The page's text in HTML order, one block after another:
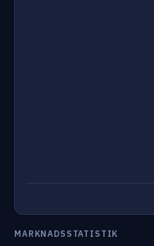
MARKNADSSTATISTIK